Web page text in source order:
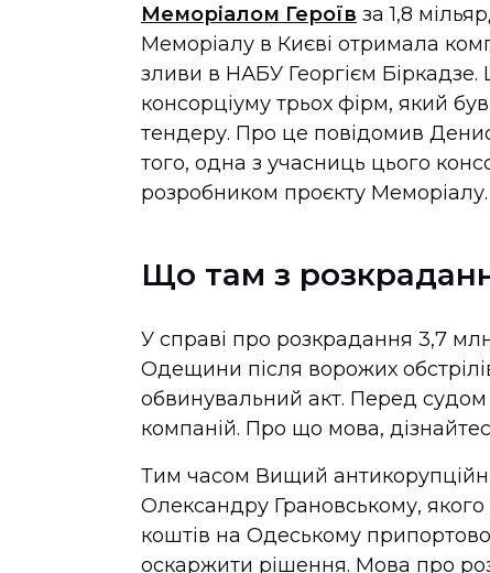
Меморіалом Героїв за 1,8
Меморіалу в Києві отримала
зливи в НАБУ Георгієм Біркадзе.
консорціуму трьох фірм, який
тендеру. Про це повідомив Денис
того, одна з учасниць цього
розробником проєкту Меморіалу.
Що там з
У справі про розкрадання 3,7
Одещини після ворожих
обвинувальний акт. Перед судом
компаній. Про що мова,
Тим часом Вищий
Олександру Грановському,
коштів на Одеському
оскаржити рішення. Мова про